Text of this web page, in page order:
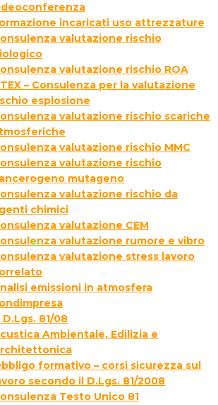
incaricati uso attrezzature
valutazione rischio
valutazione rischio ROA
– Consulenza per la valutazione
esplosione
valutazione rischio scariche
valutazione rischio MMC
valutazione rischio
mutageno
valutazione rischio da
chimici
valutazione CEM
valutazione rumore e vibro
valutazione stress lavoro
emissioni in atmosfera
81/08
Ambientale, Edilizia e
formativo – corsi sicurezza sul
secondo il D.Lgs. 81/2008
Testo Unico 81